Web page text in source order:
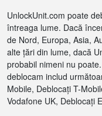
UnlockUnit.com poate
întreaga lume. Dacă
de Nord, Europa, Asia,
alte țări din lume, dacă
probabil nimeni nu
deblocam includ
Mobile, Deblocați T-
Vodafone UK, Deblocați